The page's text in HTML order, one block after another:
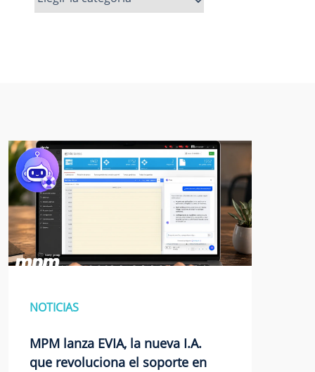
más
NOTICIAS
MPM lanza EVIA, la nueva I.A.
que revoluciona el soporte en